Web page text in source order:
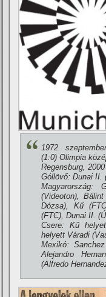
1972.
(1:0) Olimpia
Regensburg,
Góllövő: Dunai II.
Magyarország:
(Videoton),
Dózsa), Kű
(FTC), Dunai II.
Csere: Kű
helyett Váradi
Mexikó:
Alejandro
(Alfredo